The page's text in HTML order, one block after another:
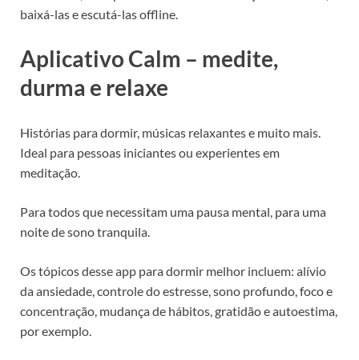
baixá-las e escutá-las offline.
Aplicativo Calm – medite,
durma e relaxe
Histórias para dormir, músicas relaxantes e muito mais.
Ideal para pessoas iniciantes ou experientes em
meditação.
Para todos que necessitam uma pausa mental, para uma
noite de sono tranquila.
Os tópicos desse app para dormir melhor incluem: alívio
da ansiedade, controle do estresse, sono profundo, foco e
concentração, mudança de hábitos, gratidão e autoestima,
por exemplo.